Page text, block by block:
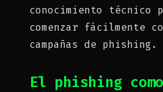
conocimiento técnico
comenzar fácilmente
campañas de phishing.
El phishing